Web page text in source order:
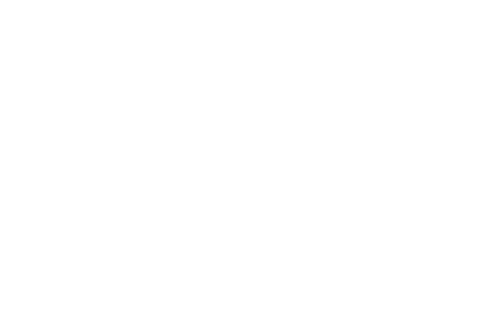
prasekolah di Tadika Sing Antong.
keluarga, namun hasrat itu tidak kesampaian.
galah logam untuk mengambil kelapa di luar Balai
dan tiba di Lapangan Terbang Sibu pada 5.50 petang.
Hall di Jalan Bukit Lima.
Memorial Park untuk upacara pembakaran.
Muhammad Raimi Ismarubee, 26.